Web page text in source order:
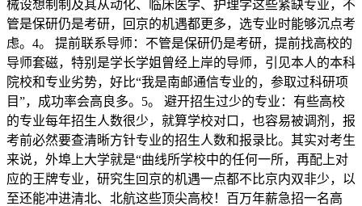
械设想制制及其从动化、临床医学、护理学这些紧缺专业，不
管是保研仍是考研，回京的机遇都更多，选专业时能够沉点考
虑。4。 提前联系导师：不管是保研仍是考研，提前找高校的
导师套磁，特别是学长学姐曾经上岸的导师，引见本人的本科
院校和专业劣势，好比“我是南邮通信专业的，参取过科研项
目”，成功率会高良多。5。 避开招生过少的专业：有些高校
的专业每年招生人数很少，就算学校对口，也容易被调剂，报
考前必然要查清晰方针专业的招生人数和报录比。其实对考生
来说，外埠上大学就是“曲线所学校中的任何一所，再配上对
应的王牌专业，研究生回京的机遇一点都不比京内双非少，以
至还能冲进清北、北航这些顶尖高校！百万年薪急招一名高